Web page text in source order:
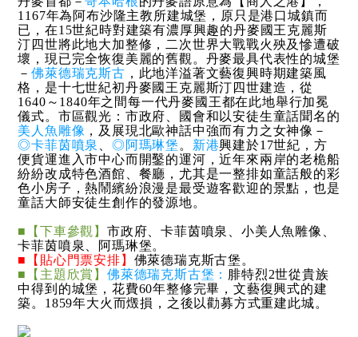
1167年為阿布沙隆主教所建城堡，原只是港口城鎮而
已，在15世紀時對建築有濃厚興趣的丹麥國王克麗斯
汀四世將此地大加整修，二次世界大戰戰火殃及慘遭破
壞，現已完全恢復美麗的舊觀。丹麥最具代表性的城堡
－佛萊德瑞克斯古 ，此地洋溢著文藝復興時期建築風
格，是十七世紀初丹麥國王克麗斯汀四世建造，從
1640～1840年之間每一代丹麥國王都在此地舉行加冕
儀式。市區觀光：市政府、國會和以安徒生童話聞名的
美人魚雕像 ，及展現北歐神話中強而有力之女神像－
◎卡菲茵噴泉
、◎阿瑪琳堡 。 新港興建於17世紀，方
便貨運進入市中心而開鑿的運河，近年來兩岸的老桅船
紛紛改成特色酒館、餐廳，尤其是一整排如童話般的彩
色小房子，熱鬧繽紛浪漫是最受遊客歡迎的景點，也是
童話大師安徒生創作的發源地。
■【下車參觀】市政府、卡菲茵噴泉、小美人魚雕像、
卡菲茵噴泉、阿瑪琳堡。
■【貼心門票安排】 佛萊德瑞克斯古堡。
■【主題欣賞】佛萊德瑞克斯古堡： 腓特烈2世從貴族
中得到的城堡，花費60年整修完畢，文藝復興式的建
築。1859年大火而燬損，之後以勸募方式重建此城。